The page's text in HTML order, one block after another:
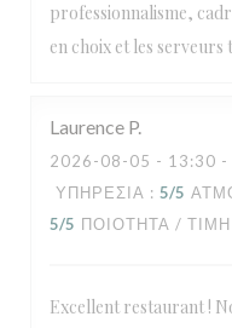
professionnalisme,
en choix et les serveurs
Laurence P
2026-08-05 - 13:30
ΥΠΗΡΕΣΊΑ : 5/5
5/5 ΠΟΙΌΤΗΤΑ / ΤΙΜΉ
Excellent restaurant !